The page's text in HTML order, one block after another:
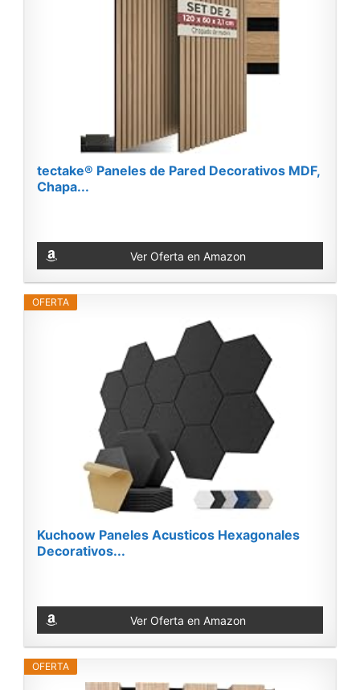
tectake® Paneles de Pared Decorativos MDF,
Chapa...
Ver Oferta en Amazon
OFERTA
Kuchoow Paneles Acusticos Hexagonales
Decorativos...
Ver Oferta en Amazon
OFERTA